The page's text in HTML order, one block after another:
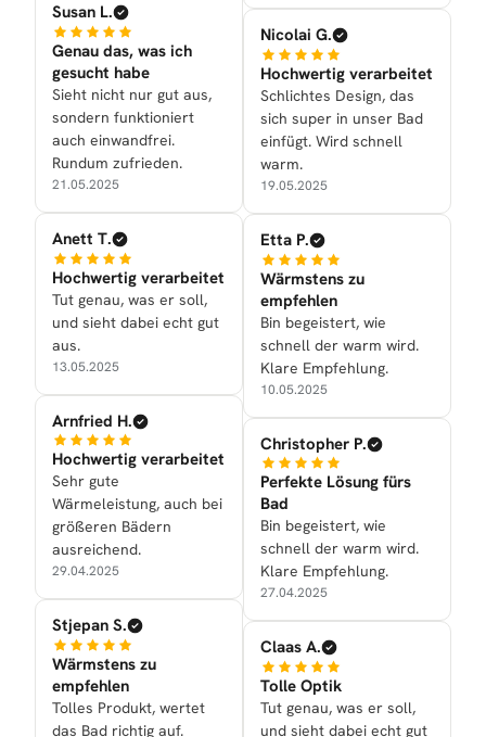
Susan L.
Genau das, was ich
gesucht habe
Sieht nicht nur gut aus,
sondern funktioniert
auch einwandfrei.
Rundum zufrieden.
21.05.2025
Anett T.
Hochwertig verarbeitet
Tut genau, was er soll,
und sieht dabei echt gut
aus.
13.05.2025
Arnfried H.
Hochwertig verarbeitet
Sehr gute
Wärmeleistung, auch bei
größeren Bädern
ausreichend.
29.04.2025
Stjepan S.
Wärmstens zu
empfehlen
Tolles Produkt, wertet
das Bad richtig auf.
Nicolai G.
Hochwertig verarbeitet
Schlichtes Design, das
sich super in unser Bad
einfügt. Wird schnell
warm.
19.05.2025
Etta P.
Wärmstens zu
empfehlen
Bin begeistert, wie
schnell der warm wird.
Klare Empfehlung.
10.05.2025
Christopher P.
Perfekte Lösung fürs
Bad
Bin begeistert, wie
schnell der warm wird.
Klare Empfehlung.
27.04.2025
Claas A.
Tolle Optik
Tut genau, was er soll,
und sieht dabei echt gut